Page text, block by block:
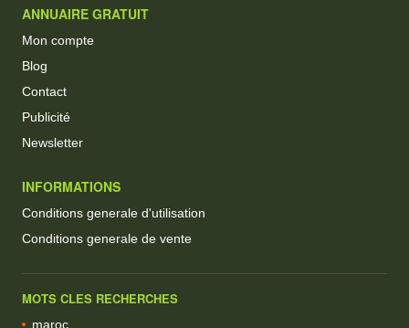
ANNUAIRE GRATUIT
Mon compte
Blog
Contact
Publicité
Newsletter
INFORMATIONS
Conditions generale d'utilisation
Conditions generale de vente
MOTS CLES RECHERCHES
maroc